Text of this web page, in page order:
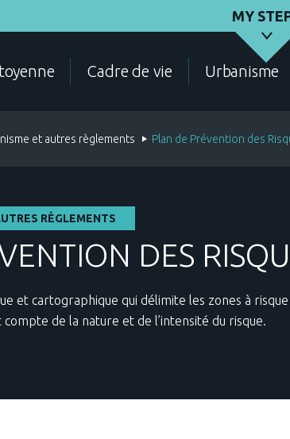
MY
FAMILY LIVING
Cadre de vie Urbanisme
et autres règlements Plan de Prévention des
RÈGLEMENTS
DES
et cartographique qui délimite les zones à
de la nature et de l’intensité du risque.